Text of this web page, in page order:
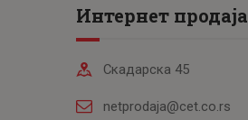
Интернет продаја
Скадарска 45
netprodaja@cet.co.rs